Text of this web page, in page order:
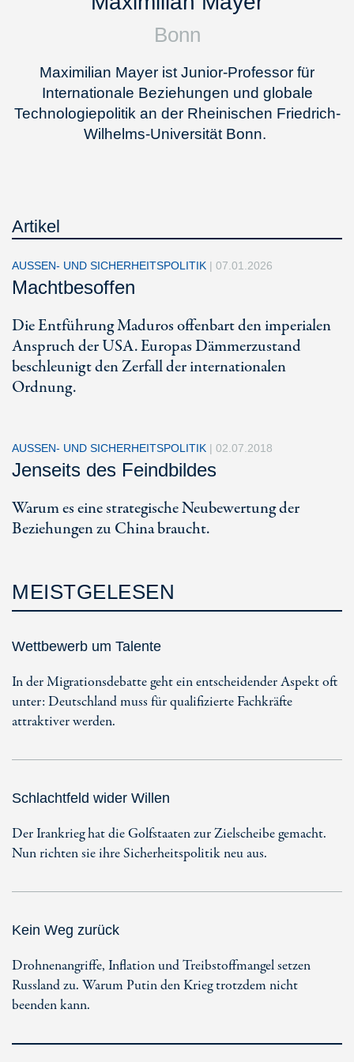
Bonn
Maximilian Mayer ist Junior-Professor für
Internationale Beziehungen und globale
Technologiepolitik an der Rheinischen Friedrich-
Wilhelms-Universität Bonn.
Artikel
AUSSEN- UND SICHERHEITSPOLITIK | 07.01.2026
Machtbesoffen
Die Entführung Maduros offenbart den imperialen
Anspruch der USA. Europas Dämmerzustand
beschleunigt den Zerfall der internationalen
Ordnung.
AUSSEN- UND SICHERHEITSPOLITIK | 02.07.2018
Jenseits des Feindbildes
Warum es eine strategische Neubewertung der
Beziehungen zu China braucht.
MEISTGELESEN
Wettbewerb um Talente
In der Migrationsdebatte geht ein entscheidender Aspekt oft
unter: Deutschland muss für qualifizierte Fachkräfte
attraktiver werden.
Schlachtfeld wider Willen
Der Irankrieg hat die Golfstaaten zur Zielscheibe gemacht.
Nun richten sie ihre Sicherheitspolitik neu aus.
Kein Weg zurück
Drohnenangriffe, Inflation und Treibstoffmangel setzen
Russland zu. Warum Putin den Krieg trotzdem nicht
beenden kann.